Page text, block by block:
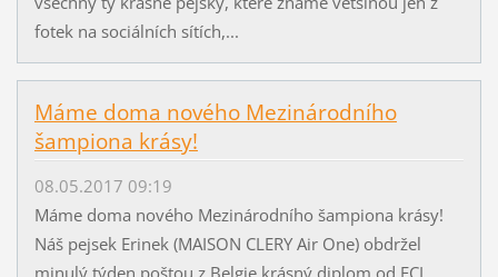
fotek na sociálních sítích,...
Máme doma nového Mezinárodního
šampiona krásy!
08.05.2017 09:19
Máme doma nového Mezinárodního šampiona krásy!
Náš pejsek Erinek (MAISON CLERY Air One) obdržel